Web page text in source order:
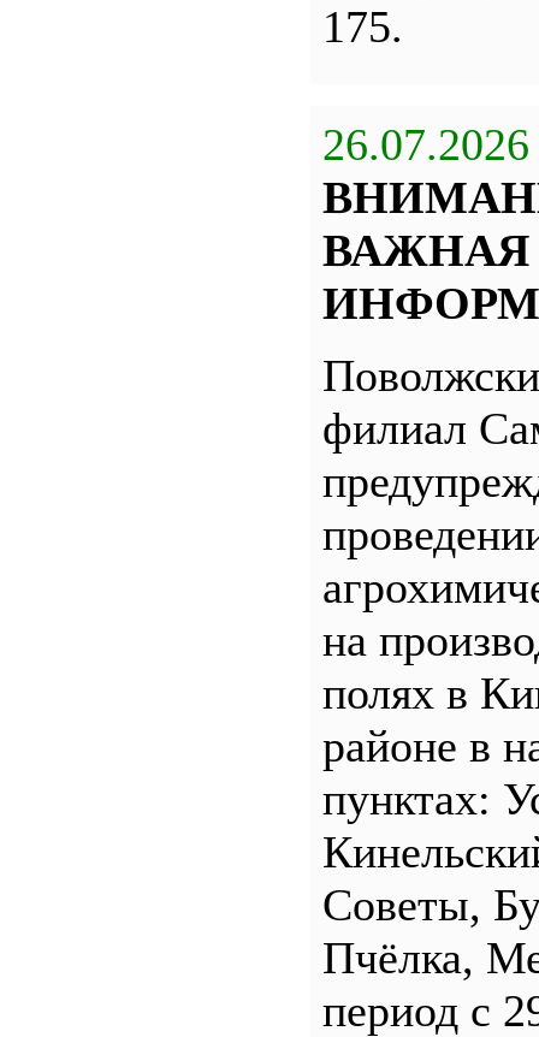
175.
26.07.2026
ВАЖНАЯ
филиал
на
полях в
районе в
пунктах:
Советы,
Пчёлка,
период с